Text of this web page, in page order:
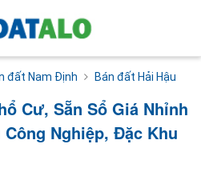
đất Nam Định Bán đất Hải Hậu
Cư, Sẵn Sổ Giá Nhỉnh
Nghiệp, Đặc Khu